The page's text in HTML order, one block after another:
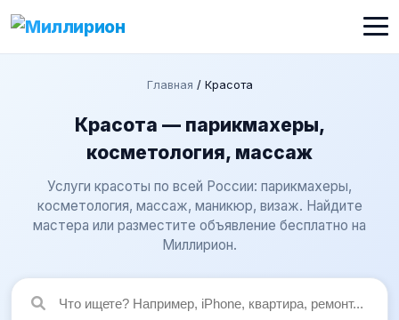
Главная / Красота
Красота — парикмахеры,
косметология, массаж
Услуги красоты по всей России: парикмахеры,
косметология, массаж, маникюр, визаж. Найдите
мастера или разместите объявление бесплатно на
Миллирион.